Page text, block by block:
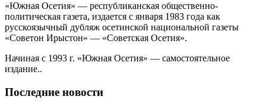
«Южная Осетия» — республиканская общественно-
политическая газета, издается с января 1983 года как
русскоязычный дубляж осетинской национальной газеты
«Советон Ирыстон» — «Советская Осетия».
Начиная с 1993 г. «Южная Осетия» — самостоятельное
издание..
Последние новости